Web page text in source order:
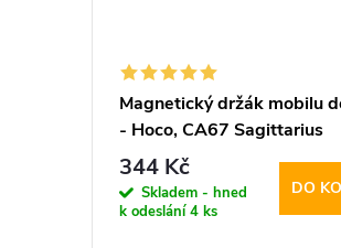
Magnetický držák mobilu
- Hoco, CA67 Sagittarius
344 Kč
Skladem - hned
k odeslání4 ks
DO